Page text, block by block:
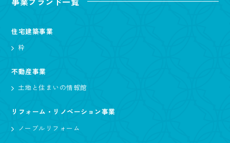
住宅建築事業
粋
不動産事業
土地と住まいの情報館
リフォーム・リノベーション事業
ノーブルリフォーム